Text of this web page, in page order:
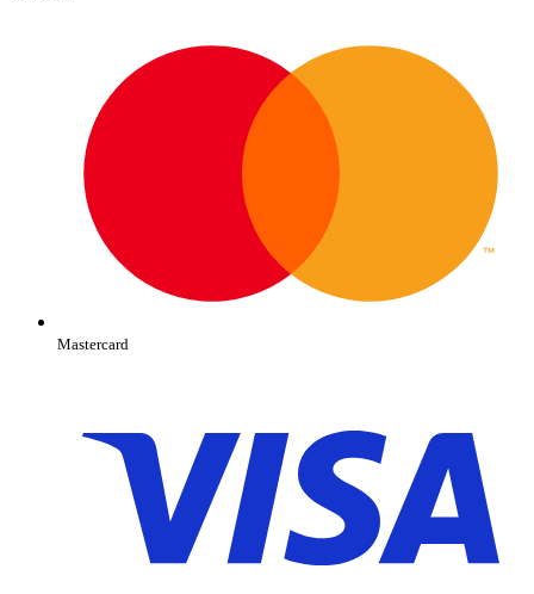
Mastercard